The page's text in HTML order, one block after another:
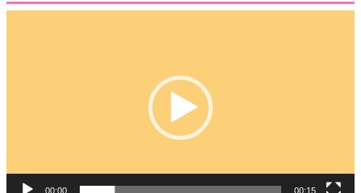
00:00 00:15